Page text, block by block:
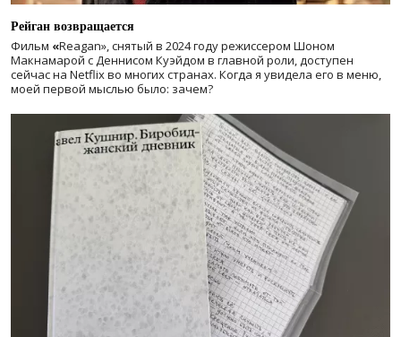
Рейган возвращается
Фильм «Reagan», снятый в 2024 годурежиссером Шоном
Макнамарой с Деннисом Куэйдом в главной роли, доступен
сейчас на Netflix во многих странах. Когда я увидела его в меню,
моей первой мыслью было: зачем?